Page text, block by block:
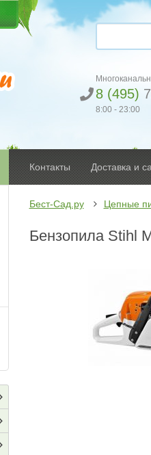
8 (495)
8:00 - 23:00
Контакты Доставка и
Бест-Сад.ру Цепные
Бензопила Stihl